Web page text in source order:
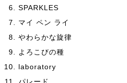
SPARKLES
マイ ペン ライ
やわらかな旋律
よろこびの種
laboratory